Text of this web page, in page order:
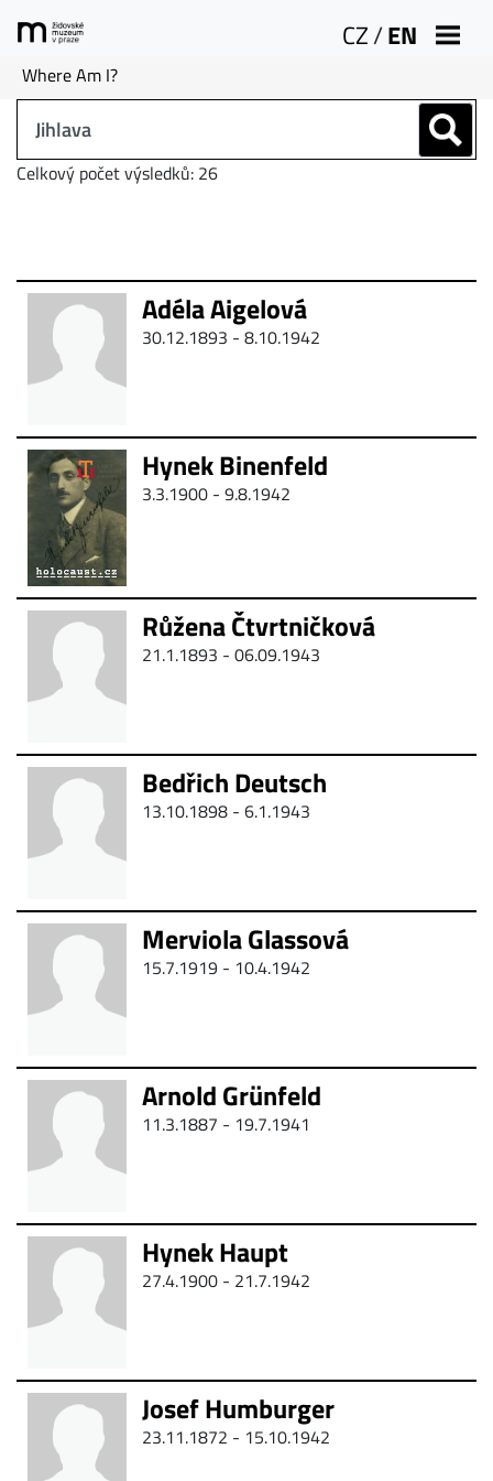
CZ/EN
Where Am I?
Celkový počet výsledků: 26
Adéla Aigelová
30.12.1893 - 8.10.1942
Hynek Binenfeld
3.3.1900 - 9.8.1942
Růžena Čtvrtničková
21.1.1893 - 06.09.1943
Bedřich Deutsch
13.10.1898 - 6.1.1943
Merviola Glassová
15.7.1919 - 10.4.1942
Arnold Grünfeld
11.3.1887 - 19.7.1941
Hynek Haupt
27.4.1900 - 21.7.1942
Josef Humburger
23.11.1872 - 15.10.1942